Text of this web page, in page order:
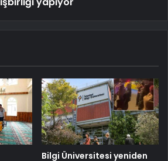
Bilgi Üniversitesi yeniden